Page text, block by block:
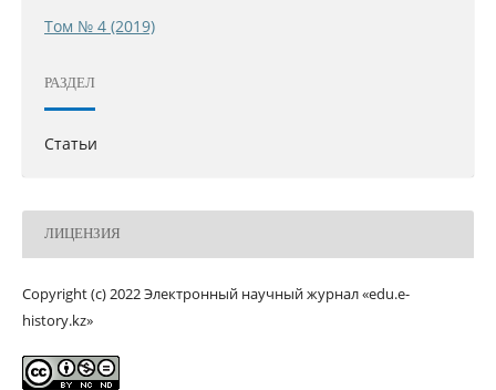
Том № 4 (2019)
РАЗДЕЛ
Статьи
ЛИЦЕНЗИЯ
Copyright (c) 2022 Электронный научный журнал «edu.e-
history.kz»